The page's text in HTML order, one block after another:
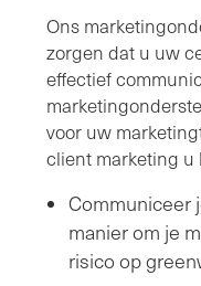
Ons
zorgen dat u uw
effectief
voor uw
client marketing u
Communiceer
manier om je
risico op